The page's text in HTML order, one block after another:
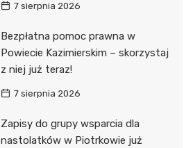
7 sierpnia 2026
Bezpłatna pomoc prawna w
Powiecie Kazimierskim – skorzystaj
z niej już teraz!
7 sierpnia 2026
Zapisy do grupy wsparcia dla
nastolatków w Piotrkowie już